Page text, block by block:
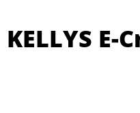
KELLYS E-